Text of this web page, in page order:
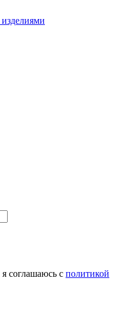
с политикой